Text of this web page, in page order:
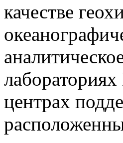
качестве
центрах